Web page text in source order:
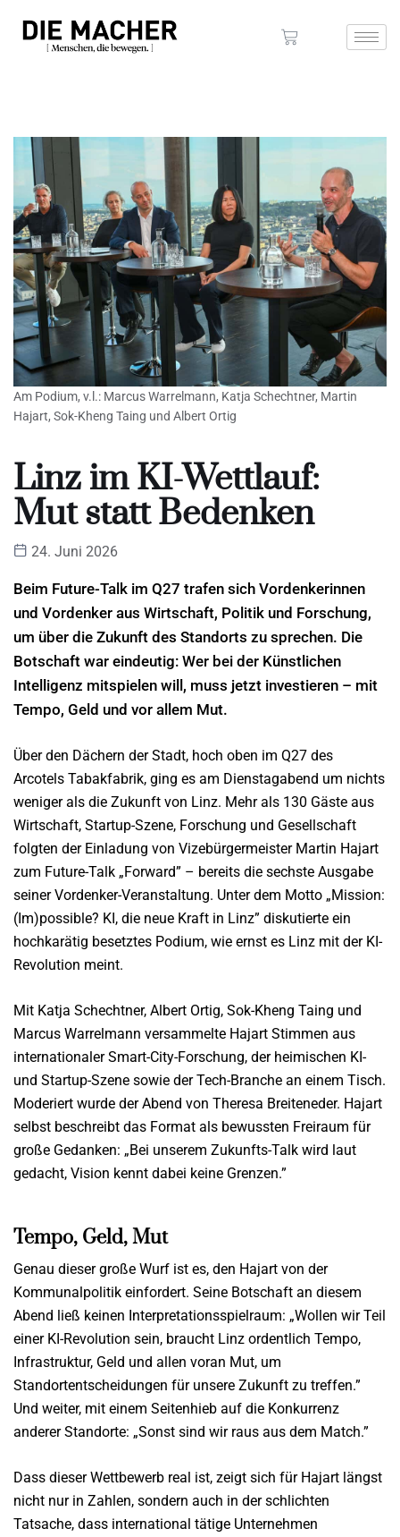
Am Podium, v.l.: Marcus Warrelmann, Katja Schechtner, Martin
Hajart, Sok-Kheng Taing und Albert Ortig
Linz im KI-Wettlauf:
Mut statt Bedenken
24. Juni 2026
Beim Future-Talk im Q27 trafen sich Vordenkerinnen
und Vordenker aus Wirtschaft, Politik und Forschung,
um über die Zukunft des Standorts zu sprechen. Die
Botschaft war eindeutig: Wer bei der Künstlichen
Intelligenz mitspielen will, muss jetzt investieren – mit
Tempo, Geld und vor allem Mut.
Über den Dächern der Stadt, hoch oben im Q27 des
Arcotels Tabakfabrik, ging es am Dienstagabend um nichts
weniger als die Zukunft von Linz. Mehr als 130 Gäste aus
Wirtschaft, Startup-Szene, Forschung und Gesellschaft
folgten der Einladung von Vizebürgermeister Martin Hajart
zum Future-Talk „Forward” – bereits die sechste Ausgabe
seiner Vordenker-Veranstaltung. Unter dem Motto „Mission:
(Im)possible? KI, die neue Kraft in Linz” diskutierte ein
hochkarätig besetztes Podium, wie ernst es Linz mit der KI-
Revolution meint.
Mit Katja Schechtner, Albert Ortig, Sok-Kheng Taing und
Marcus Warrelmann versammelte Hajart Stimmen aus
internationaler Smart-City-Forschung, der heimischen KI-
und Startup-Szene sowie der Tech-Branche an einem Tisch.
Moderiert wurde der Abend von Theresa Breiteneder. Hajart
selbst beschreibt das Format als bewussten Freiraum für
große Gedanken: „Bei unserem Zukunfts-Talk wird laut
gedacht, Vision kennt dabei keine Grenzen.”
Tempo, Geld, Mut
Genau dieser große Wurf ist es, den Hajart von der
Kommunalpolitik einfordert. Seine Botschaft an diesem
Abend ließ keinen Interpretationsspielraum: „Wollen wir Teil
einer KI-Revolution sein, braucht Linz ordentlich Tempo,
Infrastruktur, Geld und allen voran Mut, um
Standortentscheidungen für unsere Zukunft zu treffen.”
Und weiter, mit einem Seitenhieb auf die Konkurrenz
anderer Standorte: „Sonst sind wir raus aus dem Match.”
Dass dieser Wettbewerb real ist, zeigt sich für Hajart längst
nicht nur in Zahlen, sondern auch in der schlichten
Tatsache, dass international tätige Unternehmen